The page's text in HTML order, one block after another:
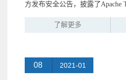
方发布安全公告，披露了Apache
了解更多
08 2021-01